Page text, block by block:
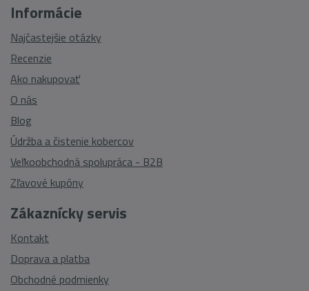
Zákaznícky servis
Kontakt
Doprava a platba
Obchodné podmienky
Informácie
Najčastejšie otázky
Recenzie
Ako nakupovať
O nás
Blog
Údržba a čistenie kobercov
Veľkoobchodná spolupráca - B2B
Zľavové kupóny